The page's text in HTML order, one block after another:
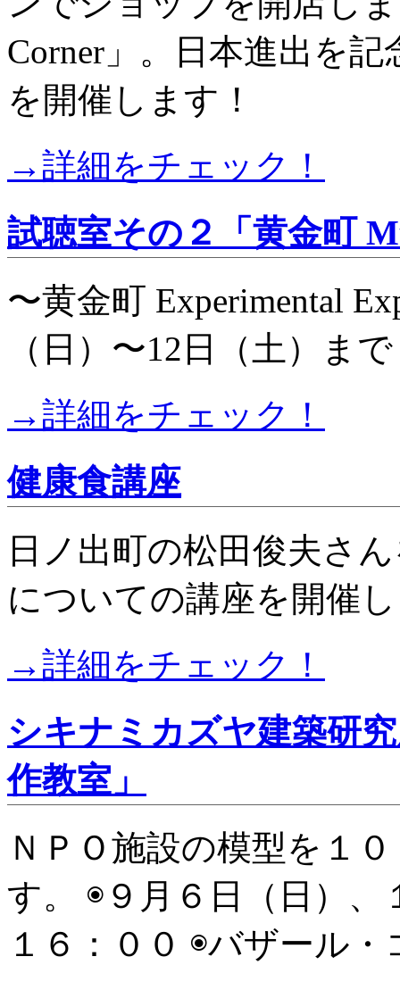
Corner」。日本進出を
を開催します！
→詳細をチェック！
試聴室その２「黄金町
〜黄金町 Experimental
（日）〜12日（土）ま
→詳細をチェック！
健康食講座
日ノ出町の松田俊夫さ
についての講座を開催
→詳細をチェック！
シキナミカズヤ建築研
作教室」
ＮＰＯ施設の模型を１
す。 ◉９月６日（日）
１６：００ ◉バザール